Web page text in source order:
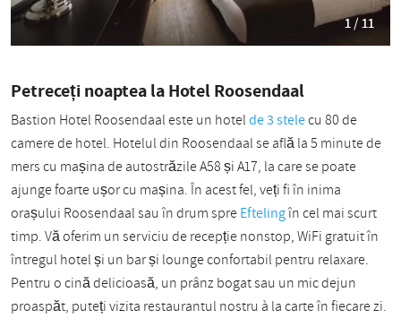
1 / 11
Petreceți noaptea la Hotel Roosendaal
Bastion Hotel Roosendaal este un hotelde 3 stelecu 80 de
camere de hotel. Hotelul din Roosendaal se află la 5 minute de
mers cu mașina de autostrăzile A58 și A17, la care se poate
ajunge foarte ușor cu mașina. În acest fel, veți fi în inima
orașului Roosendaal sau în drum spreEftelingîn cel mai scurt
timp. Vă oferim un serviciu de recepție nonstop, WiFi gratuit în
întregul hotel și un bar și lounge confortabil pentru relaxare.
Pentru o cină delicioasă, un prânz bogat sau un mic dejun
proaspăt, puteți vizita restaurantul nostru à la carte în fiecare zi.